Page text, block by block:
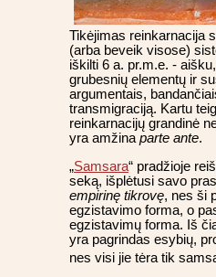
Tikėjimas reinkarnacija
(arba beveik visose)
iškilti 6 a. pr.m.e. -
grubesnių elementų ir
argumentais,
transmigraciją. Kartu
reinkarnacijų grandinė
yra amžinaparte ante.
„Samsara“ pradžioje
seką, išplėtusi savo
empirinę tikrovę, nes ši
egzistavimo forma, o
egzistavimų forma. Iš
yra pagrindas esybių,
nes visi jie tėra tik